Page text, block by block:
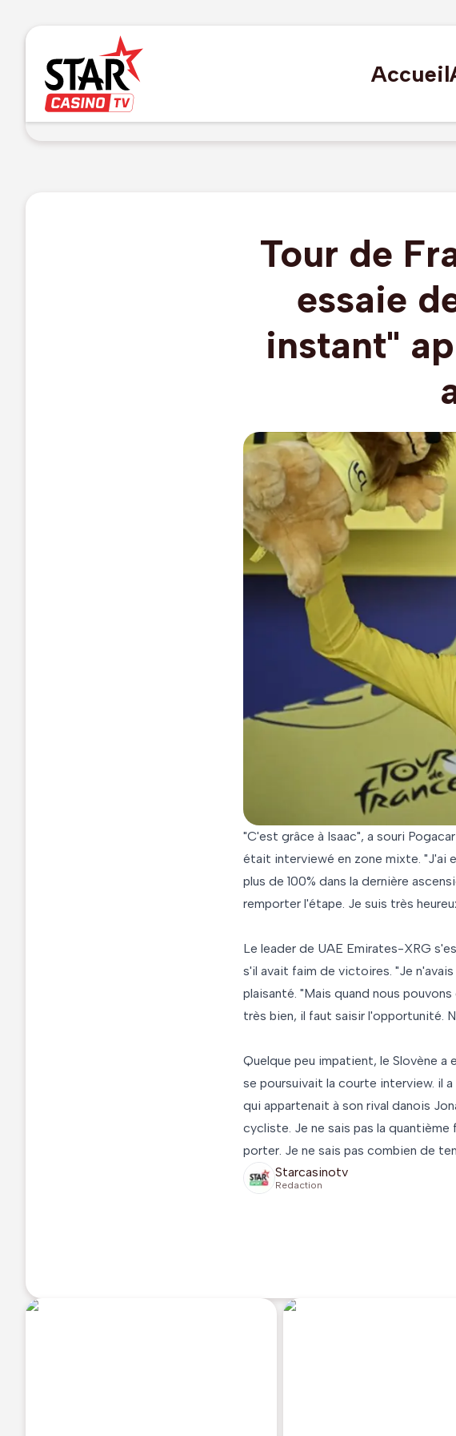
Accueil
Tour de
essaie
instant"
"C'est grâce à Isaac", a souri
était interviewé en zone mixte. "J'ai
plus de 100% dans la dernière
remporter l'étape. Je suis très
Le leader de UAE Emirates-XRG
s'il avait faim de victoires. "Je
plaisanté. "Mais quand nous
très bien, il faut saisir l'opportunité.
Quelque peu impatient, le Slovène a
se poursuivait la courte interview. il
qui appartenait à son rival danois
cycliste. Je ne sais pas la
porter. Je ne sais pas combien de
Starcasinotv
Redaction